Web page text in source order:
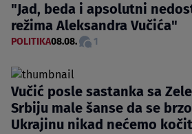
"Jad, beda i apsolutni
režima Aleksandra Vučića"
POLITIKA08.08. 1
Vučić posle sastanka sa
Srbiju male šanse da se
Ukrajinu nikad nećemo